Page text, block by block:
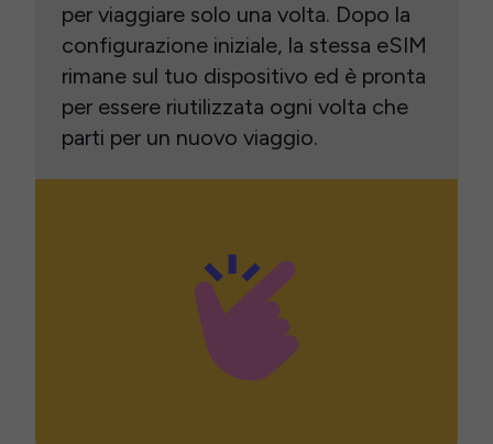
per viaggiare solo una volta. Dopo la
configurazione iniziale, la stessa eSIM
rimane sul tuo dispositivo ed è pronta
per essere riutilizzata ogni volta che
parti per un nuovo viaggio.